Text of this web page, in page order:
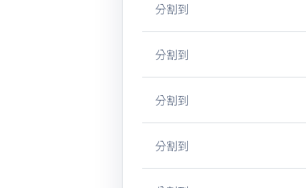
分割到
分割到
分割到
分割到